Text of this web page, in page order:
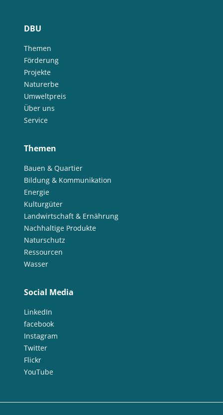
DBU
Themen
Förderung
Projekte
Naturerbe
Umweltpreis
Über uns
Service
Themen
Bauen & Quartier
Bildung & Kommunikation
Energie
Kulturgüter
Landwirtschaft & Ernährung
Nachhaltige Produkte
Naturschutz
Ressourcen
Wasser
Social Media
LinkedIn
facebook
Instagram
Twitter
Flickr
YouTube